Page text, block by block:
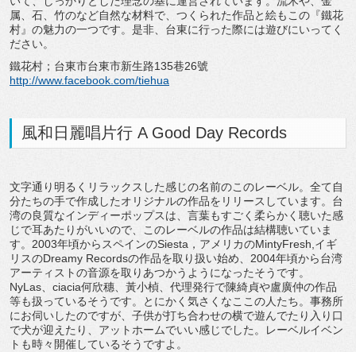
属、石、竹のなど自然な材料で、つくられた作品と絵もこの『鐵花
村』の魅力の一つです。是非、台東に行った際には遊びにいってく
ださい。
鐵花村；台東市台東市新生路135巷26號
http://www.facebook.com/tiehua
風和日麗唱片行 A Good Day Records
文字通り明るくリラックスした感じの名前のこのレーベル。全て自
分たちの手で作成したオリジナルの作品をリリースしています。台
湾の良質なインディーポップスは、言葉もすごく柔らかく聴いた感
じで耳あたりがいいので、このレーベルの作品は結構聴いていま
す。2003年頃からスペインのSiesta，アメリカのMintyFresh,イギ
リスのDreamy Recordsの作品を取り扱い始め、2004年頃から台湾
アーティストの音源を取りあつかうようになったそうです。
NyLas、ciacia何欣穗、黃小楨、代理発行で陳綺貞や盧廣仲の作品
等も扱っているそうです。とにかく気さくなここの人たち。事務所
にお伺いしたのですが、子供が打ち合わせの横で遊んでたり入り口
で犬が迎えたり、アットホームでいい感じでした。レーベルイベン
トも時々開催しているそうですよ。